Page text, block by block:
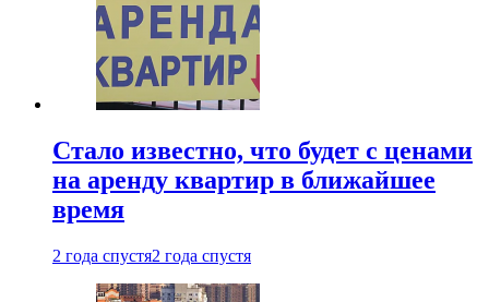
Стало известно, что будет с ценами
на аренду квартир в ближайшее
время
2 года спустя2 года спустя